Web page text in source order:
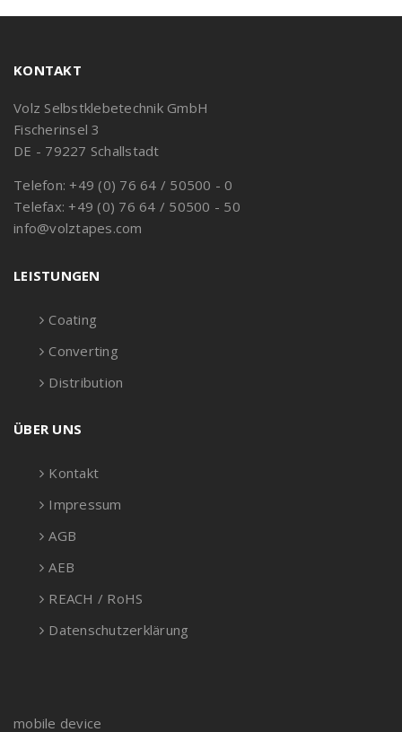
KONTAKT
Volz Selbstklebetechnik GmbH
Fischerinsel 3
DE - 79227 Schallstadt
Telefon: +49 (0) 76 64 / 50500 - 0
Telefax: +49 (0) 76 64 / 50500 - 50
info@volztapes.com
LEISTUNGEN
Coating
Converting
Distribution
ÜBER UNS
Kontakt
Impressum
AGB
AEB
REACH / RoHS
Datenschutzerklärung
mobile device